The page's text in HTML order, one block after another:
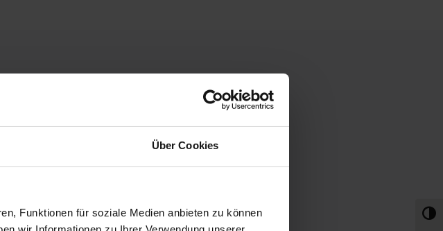
Über Cookies
Funktionen für soziale Medien anbieten zu können
Beratungstermin
Probefahrt